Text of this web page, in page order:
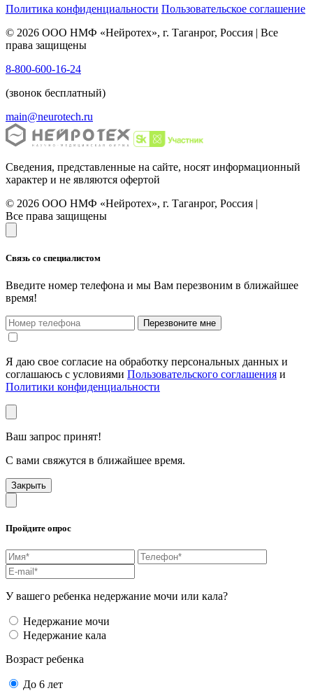
Политика конфиденциальности Пользовательское соглашение
© 2026 ООО НМФ «Нейротех», г. Таганрог, Россия | Все
права защищены
8-800-600-16-24
(звонок бесплатный)
main@neurotech.ru
Сведения, представленные на сайте, носят информационный
характер и не являются офертой
© 2026 ООО НМФ «Нейротех», г. Таганрог, Россия |
Все права защищены
Связь со специалистом
Введите номер телефона и мы Вам перезвоним в ближайшее
время!
Перезвоните мне
Я даю свое согласие на обработку персональных данных и
соглашаюсь с условиями Пользовательского соглашения и
Политики конфиденциальности
Ваш запрос принят!
С вами свяжутся в ближайшее время.
Закрыть
Пройдите опрос
У вашего ребенка недержание мочи или кала?
Недержание мочи
Недержание кала
Возраст ребенка
До 6 лет